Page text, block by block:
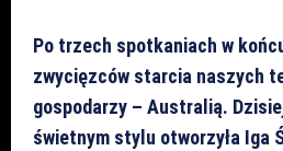
Po trzech spotkaniach w
zwycięzców starcia naszych
gospodarzy – Australią.
świetnym stylu otworzyła Iga